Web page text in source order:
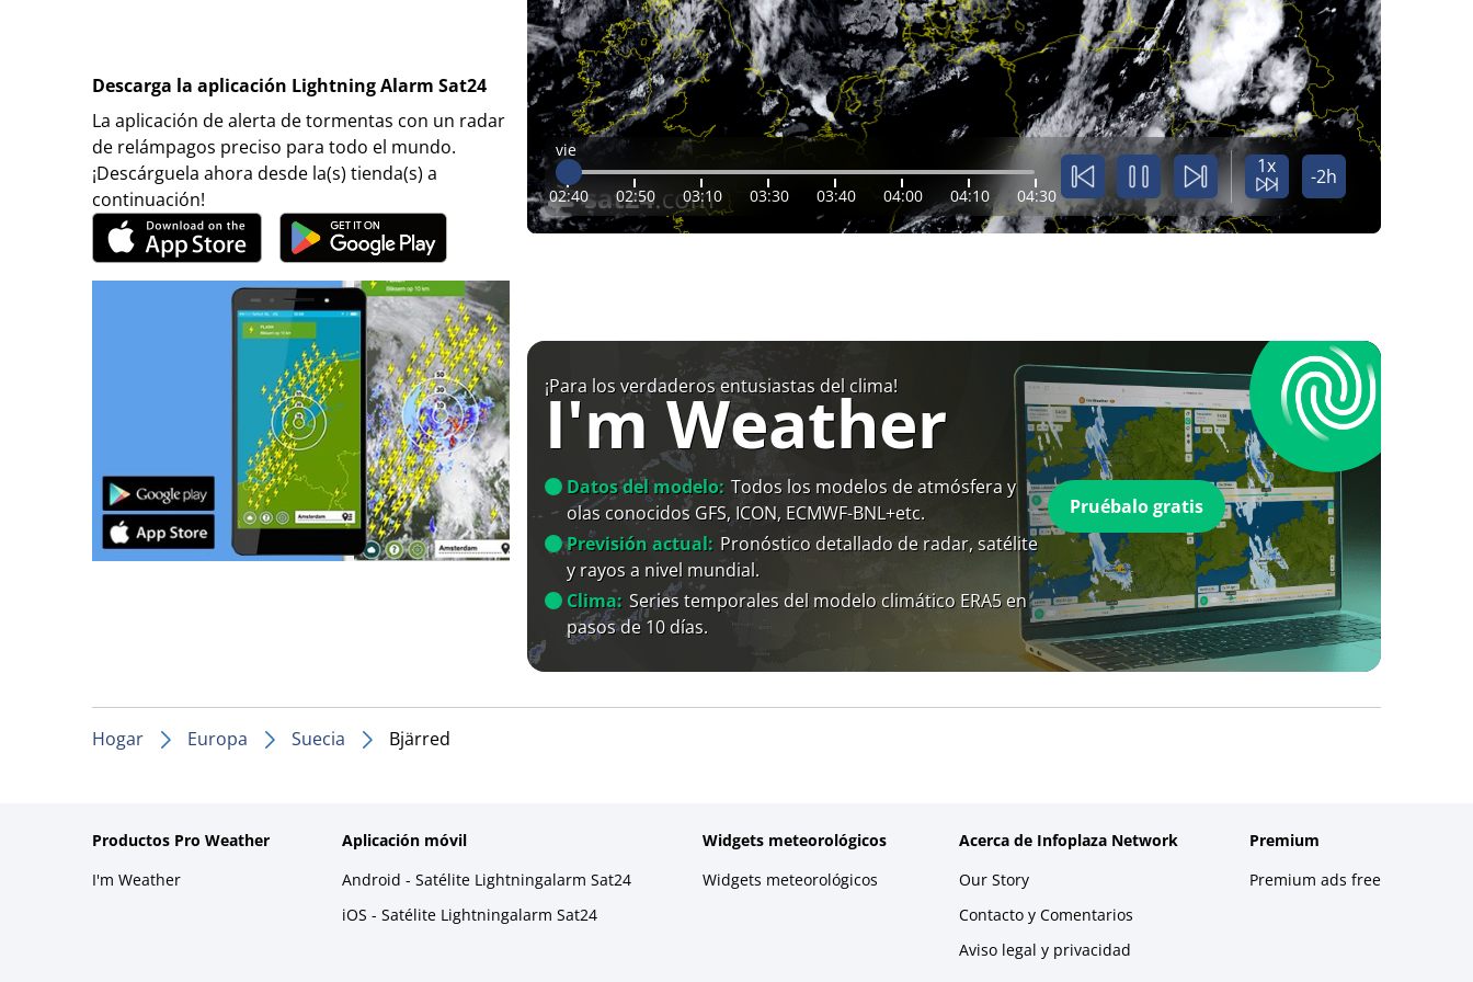
Descarga la aplicación Lightning Alarm Sat24
La aplicación de alerta de tormentas con un radar
de relámpagos preciso para todo el mundo.
¡Descárguela ahora desde la(s) tienda(s) a
continuación!
vie
02:40 02:50 03:10 03:30 03:40 04:00 04:10 04:30
1x -2h
¡Para los verdaderos entusiastas del clima!
I'm Weather
Datos del modelo: Todos los modelos de atmósfera y
olas conocidos GFS, ICON, ECMWF-BNL+etc.
Previsión actual: Pronóstico detallado de radar, satélite
y rayos a nivel mundial.
Clima: Series temporales del modelo climático ERA5 en
pasos de 10 días.
Pruébalo gratis
Hogar Europa Suecia Bjärred
Productos Pro Weather
I'm Weather
Aplicación móvil
Android - Satélite Lightningalarm Sat24
iOS - Satélite Lightningalarm Sat24
Widgets meteorológicos
Widgets meteorológicos
Acerca de Infoplaza Network
Our Story
Contacto y Comentarios
Aviso legal y privacidad
Premium
Premium ads free